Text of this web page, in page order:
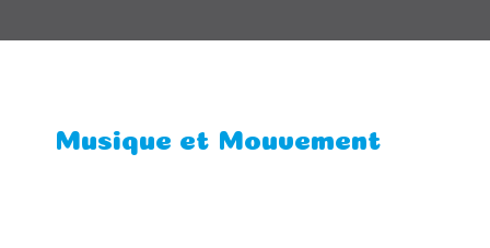
Musique et Mouvement